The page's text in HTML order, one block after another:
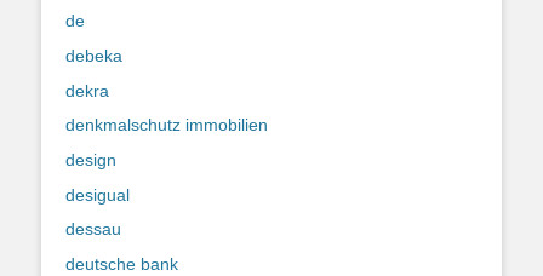
de
debeka
dekra
denkmalschutz immobilien
design
desigual
dessau
deutsche bank